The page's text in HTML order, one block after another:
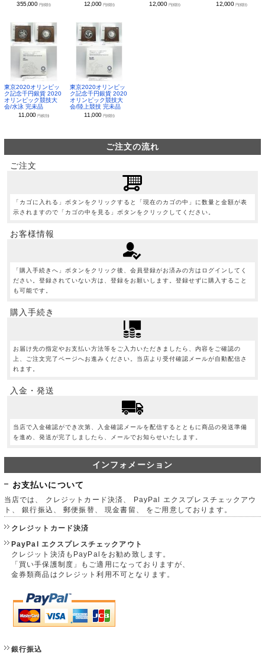
355,000 円(税別)
12,000 円(税別)
12,000 円(税別)
12,000 円(税別)
東京2020オリンピッ
ク記念千円銀貨 2020
オリンピック競技大
会/水泳 完未品
11,000円(税別)
東京2020オリンピッ
ク記念千円銀貨 2020
オリンピック競技大
会/陸上競技 完未品
11,000 円(税別)
ご注文の流れ
ご注文
「カゴに入れる」ボタンをクリックすると「現在のカゴの中」に数量と金額が表
示されますので「カゴの中を見る」ボタンをクリックしてください。
お客様情報
「購入手続きへ」ボタンをクリック後、会員登録がお済みの方はログインしてく
ださい。登録されていない方は、登録をお願いします。登録せずに購入すること
も可能です。
購入手続き
お届け先の指定やお支払い方法等をご入力いただきましたら、内容をご確認の
上、ご注文完了ページへお進みください。当店より受付確認メールが自動配信さ
れます。
入金・発送
当店で入金確認ができ次第、入金確認メールを配信するとともに商品の発送準備
を進め、発送が完了しましたら、メールでお知らせいたします。
インフォメーション
お支払いについて
当店では、 クレジットカード決済、 PayPal エクスプレスチェックアウ
ト、 銀行振込、 郵便振替、 現金書留、 をご用意しております。
クレジットカード決済
PayPal エクスプレスチェックアウト
クレジット決済もPayPalをお勧め致します。
「買い手保護制度」もご適用になっておりますが、
金券類商品はクレジット利用不可となります。
銀行振込